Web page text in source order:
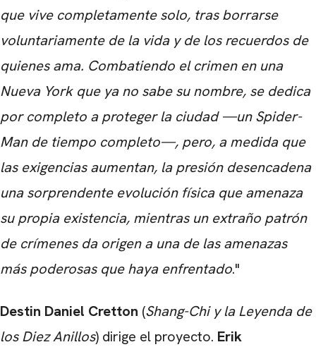
que vive completamente solo, tras borrarse
voluntariamente de la vida y de los recuerdos de
quienes ama. Combatiendo el crimen en una
Nueva York que ya no sabe su nombre, se dedica
por completo a proteger la ciudad —un Spider-
Man de tiempo completo—, pero, a medida que
las exigencias aumentan, la presión desencadena
una sorprendente evolución física que amenaza
su propia existencia, mientras un extraño patrón
de crímenes da origen a una de las amenazas
más poderosas que haya enfrentado."
Destin Daniel Cretton (Shang-Chi y la Leyenda de
los Diez Anillos) dirige el proyecto. Erik